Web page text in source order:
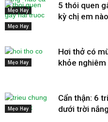
Mẹo Hay
Mẹo Hay
5 thói quen
kỳ chị em
Mẹo Hay
Hơi thở có
khỏe
Mẹo Hay
Cẩn thận: 6
dưới trời